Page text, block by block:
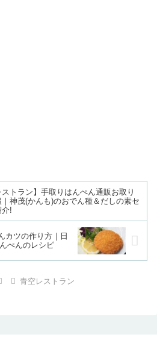
ストラン】手取りはんぺん通販お取り
神茂(かんも)のおでん種＆だしの素セ
介!
カツの作り方｜日
ぺんのレシピ
青空レストラン